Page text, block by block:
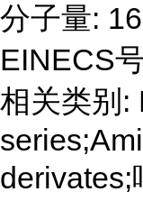
分子量:
EINECS
相关类别:
derivates;